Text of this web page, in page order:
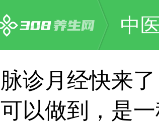
中
脉诊月经快来
可以做到，是